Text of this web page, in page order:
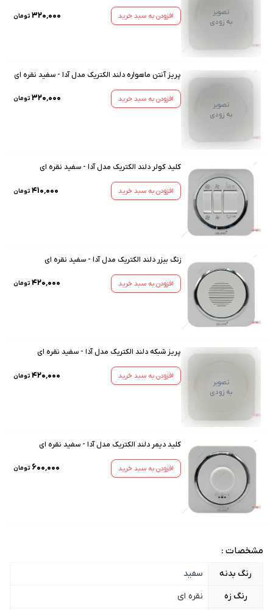
تصویر
به زودی
افزودن به سبد خرید ۳۲۰٬۰۰۰ تومان
تصویر
به زودی
پریز آنتن ماهواره دلند الکتریک مدل آدا - سفید نقره ای
افزودن به سبد خرید ۳۲۰٬۰۰۰ تومان
کلید کولر دلند الکتریک مدل آدا - سفید نقره ای
افزودن به سبد خرید ۴۱۰٬۰۰۰ تومان
زنگ بیزر دلند الکتریک مدل آدا - سفید نقره ای
افزودن به سبد خرید ۴۲۰٬۰۰۰ تومان
تصویر
به زودی
پریز شبکه دلند الکتریک مدل آدا - سفید نقره ای
افزودن به سبد خرید ۴۲۰٬۰۰۰ تومان
کلید دیمر دلند الکتریک مدل آدا - سفید نقره ای
افزودن به سبد خرید ۶۰۰٬۰۰۰ تومان
مشخصات :
رنگ بدنه
سفید
رنگ زه
نقره ای